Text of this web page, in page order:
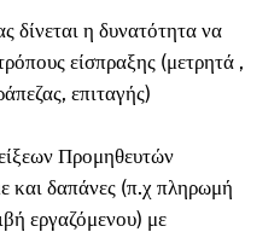
δίνεται η δυνατότητα να
είσπραξης (μετρητά ,
επιταγής)
Προμηθευτών
και δαπάνες (π.χ πληρωμή
εργαζόμενου) με